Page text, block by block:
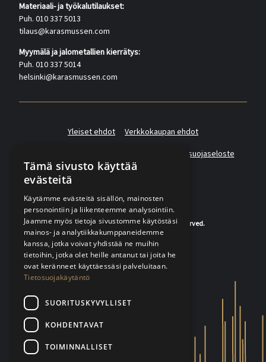
Materiaali- ja työkalutilaukset:
Puh. 010 337 5013
tilaus@karasmussen.com
Myymälä ja jalometallien kierrätys:
Puh. 010 337 5014
helsinki@karasmussen.com
Yleiset ehdot
Verkkokaupan ehdot
Asiakas- ja suoramarkkinointirekisterin tietosuojaseloste
© 2020-2026 K.A.Rasmussen. All rights reserved.
Tämä sivusto käyttää
evästeitä
Käytämme evästeitä sisällön, mainosten
personointiin ja liikenteemme analysointiin.
Jaamme myös tietoja sivustomme käytöstäsi
mainos- ja analytiikkakumppaneidemme
kanssa, jotka voivat yhdistää ne muihin
tietoihin, jotka olet heille antanut tai joita he
ovat keränneet käyttäessäsi palveluitaan.
Tietosuojakäytäntö
SUORITUSKYVYLLISET
KOHDENTAVAT
TOIMINNALLISET